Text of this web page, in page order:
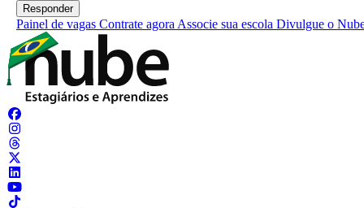
Painel de vagas Contrate agora Associe sua escola Divulgue o